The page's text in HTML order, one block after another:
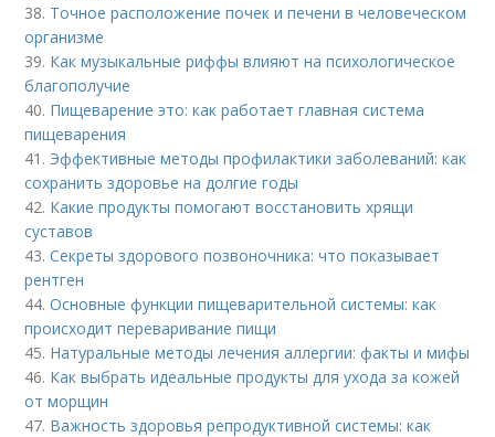
38. Точное расположение почек и печени в человеческом
организме
39. Как музыкальные риффы влияют на психологическое
благополучие
40. Пищеварение это: как работает главная система
пищеварения
41. Эффективные методы профилактики заболеваний: как
сохранить здоровье на долгие годы
42. Какие продукты помогают восстановить хрящи
суставов
43.Секреты здорового позвоночника: что показывает
рентген
44.Основные функции пищеварительной системы: как
происходит переваривание пищи
45. Натуральные методы лечения аллергии: факты и мифы
46. Как выбрать идеальные продукты для ухода за кожей
от морщин
47. Важность здоровья репродуктивной системы: как